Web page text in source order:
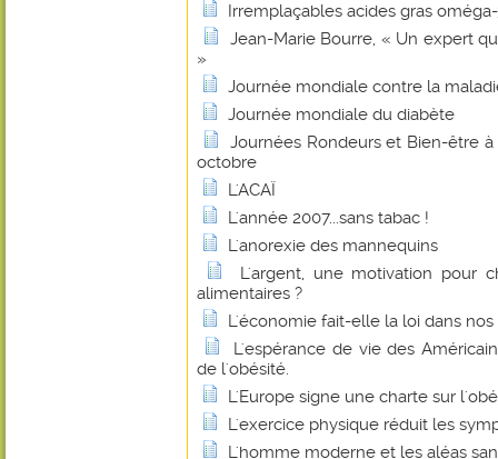
Irremplaçables acides gras
Jean-Marie Bourre, « Un expert
»
Journée mondiale contre la
Journée mondiale du diabète
Journées Rondeurs et Bien-être à
octobre
L'ACAÏ
L'année 2007...sans tabac !
L'anorexie des mannequins
L'argent, une motivation pour
alimentaires ?
L'économie fait-elle la loi dans nos
L'espérance de vie des
de l'obésité.
L'Europe signe une charte sur
L'exercice physique réduit les
L'homme moderne et les aléas